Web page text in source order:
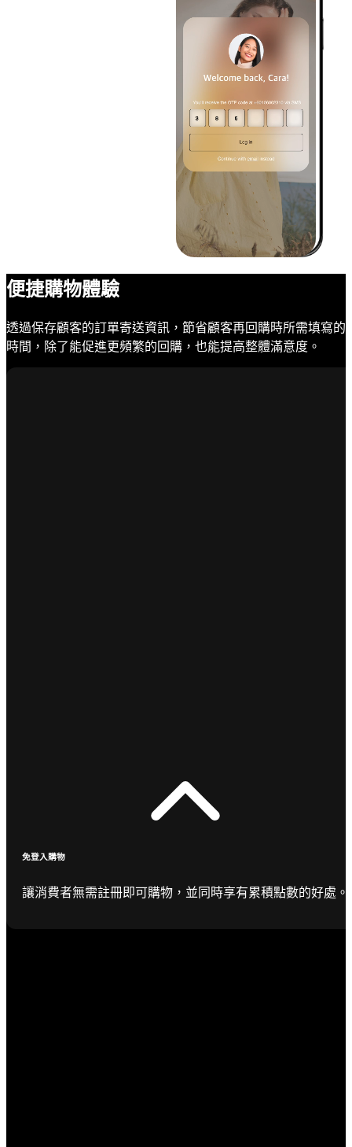
便捷購物體驗
透過保存顧客的訂單寄送資訊，節省顧客再回購時所需填寫的
時間，除了能促進更頻繁的回購，也能提高整體滿意度。
免登入購物
讓消費者無需註冊即可購物，並同時享有累積點數的好處。